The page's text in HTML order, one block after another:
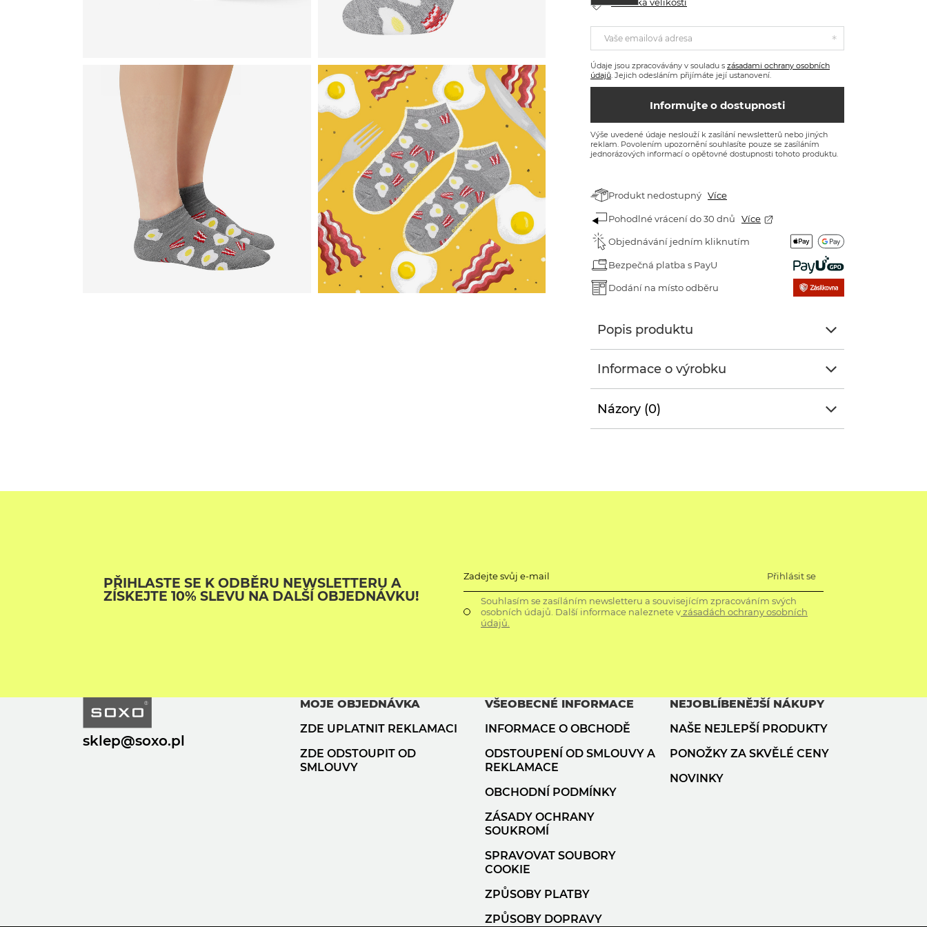
Dárek ke dni dětí
Dárek na Velikonoce
Dárek na Valentýna
Vánoční dárky
Tabulka velikostí
Vaše emailová adresa
Údaje jsou zpracovávány v souladu szásadami ochrany osobních
údajů. Jejich odesláním přijímáte její ustanovení.
Informujte o dostupnosti
Výše uvedené údaje neslouží k zasílání newsletterů nebo jiných
reklam. Povolením upozornění souhlasíte pouze se zasíláním
jednorázových informací o opětovné dostupnosti tohoto produktu.
Produkt nedostupný Více
Pohodlné vrácení do 30 dnů Více
Objednávání jedním kliknutím
Bezpečná platba s PayU
Dodání na místo odběru
Popis produktu
Informace o výrobku
Názory (0)
PŘIHLASTE SE K ODBĚRU NEWSLETTERU A
ZÍSKEJTE 10% SLEVU NA DALŠÍ OBJEDNÁVKU!
Zadejte svůj e-mail Přihlásit se
Souhlasím se zasíláním newsletteru a souvisejícím zpracováním svých
osobních údajů. Další informace naleznete vzásadách ochrany osobních
údajů.
sklep@soxo.pl
MOJE OBJEDNÁVKA
ZDE UPLATNIT REKLAMACI
ZDE ODSTOUPIT OD
SMLOUVY
VŠEOBECNÉ INFORMACE
INFORMACE O OBCHODĚ
ODSTOUPENÍ OD SMLOUVY A
REKLAMACE
OBCHODNÍ PODMÍNKY
ZÁSADY OCHRANY
SOUKROMÍ
SPRAVOVAT SOUBORY
COOKIE
ZPŮSOBY PLATBY
ZPŮSOBY DOPRAVY
NEJOBLÍBENĚJŠÍ NÁKUPY
NAŠE NEJLEPŠÍ PRODUKTY
PONOŽKY ZA SKVĚLÉ CENY
NOVINKY